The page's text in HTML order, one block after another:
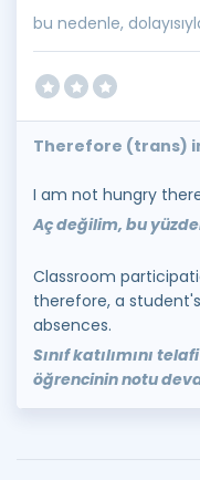
bu nedenle,
Therefore (trans)
I am not hungry
Aç değilim, bu
Classroom
therefore, a
absences.
Sınıf katılımını
öğrencinin notu